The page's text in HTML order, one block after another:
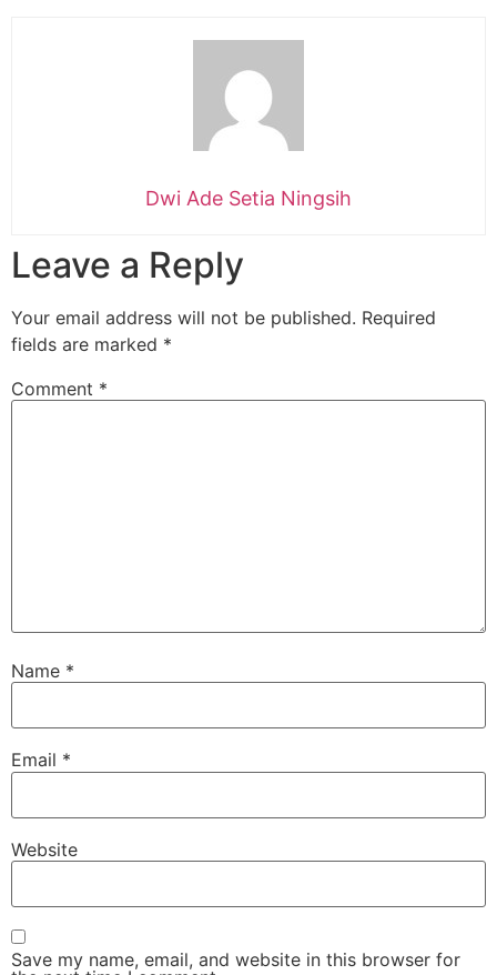
Dwi Ade Setia Ningsih
Leave a Reply
Your email address will not be published. Required
fields are marked *
Comment *
Name *
Email *
Website
Save my name, email, and website in this browser for